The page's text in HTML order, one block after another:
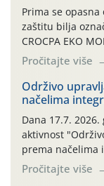
Prima se
zaštitu bilja
CROCPA EKO
ambalaža drugih
bilja (npr.
prihvaća.
prazne ambalaže
AGRONOM,
Pročitajte više
Održivo
načelima
Dana 17.7.
aktivnost
prema načelima
na pokusnom
parcela ID
Pročitajte više